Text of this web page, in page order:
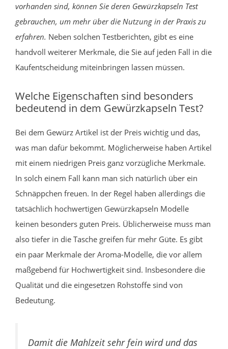
vorhanden sind, können Sie deren Gewürzkapseln Test
gebrauchen, um mehr über die Nutzung in der Praxis zu
erfahren. Neben solchen Testberichten, gibt es eine
handvoll weiterer Merkmale, die Sie auf jeden Fall in die
Kaufentscheidung miteinbringen lassen müssen.
Welche Eigenschaften sind besonders
bedeutend in dem Gewürzkapseln Test?
Bei dem Gewürz Artikel ist der Preis wichtig und das,
was man dafür bekommt. Möglicherweise haben Artikel
mit einem niedrigen Preis ganz vorzügliche Merkmale.
In solch einem Fall kann man sich natürlich über ein
Schnäppchen freuen. In der Regel haben allerdings die
tatsächlich hochwertigen Gewürzkapseln Modelle
keinen besonders guten Preis. Üblicherweise muss man
also tiefer in die Tasche greifen für mehr Güte. Es gibt
ein paar Merkmale der Aroma-Modelle, die vor allem
maßgebend für Hochwertigkeit sind. Insbesondere die
Qualität und die eingesetzen Rohstoffe sind von
Bedeutung.
Damit die Mahlzeit sehr fein wird und das